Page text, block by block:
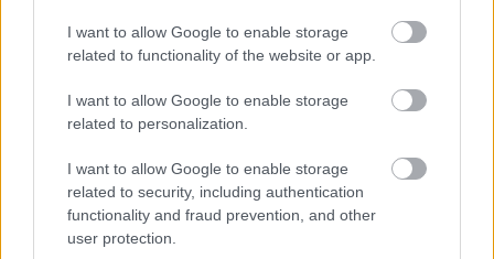
I want to allow Google to enable storage
related to functionality of the website or app.
I want to allow Google to enable storage
related to personalization.
I want to allow Google to enable storage
related to security, including authentication
functionality and fraud prevention, and other
user protection.
Mastoiditis vagy sem?
drHorváthTamás• 2016. szeptember 29.
A mastoiditis ma már annyira ritka, hogy ha
tényleg azzal állunk szemben, gyakran megy
a bizonytalankodás. Főleg kezdő, rezidensi korban
minden fül mögötti fájdalomról a mastoiditis jut
eszünkbe (jobb esetben...), mert nem látunk tipikus